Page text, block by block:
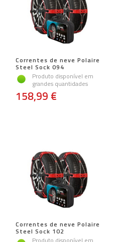
Correntes de neve Polaire
Steel Sock 094
Produto disponível em
grandes quantidades
158,99 €
Correntes de neve Polaire
Steel Sock 102